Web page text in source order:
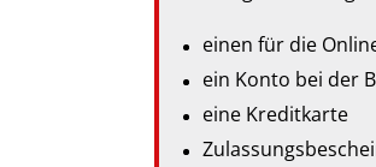
einen für die
ein Konto bei der
eine Kreditkarte